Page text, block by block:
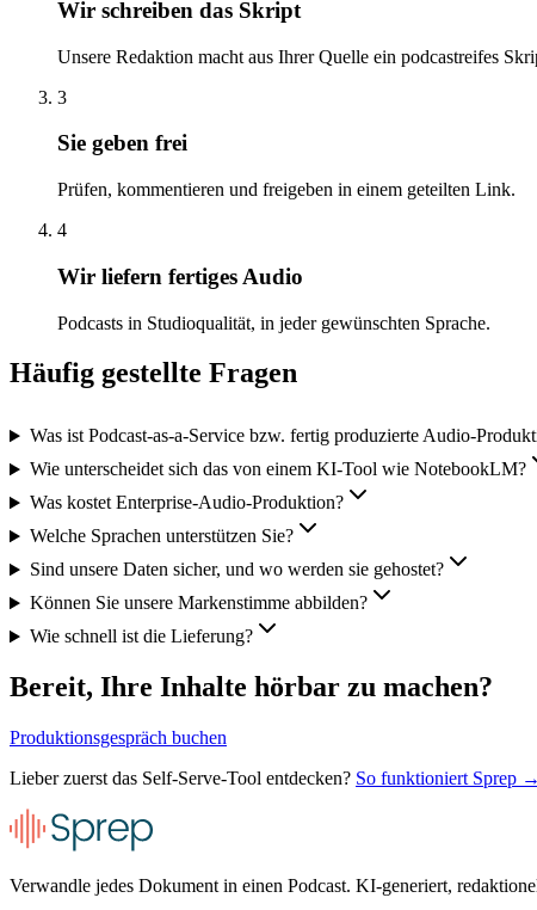
Wir schreiben das Skript
Unsere Redaktion macht aus Ihrer Quelle ein podcastreifes
3
Sie geben frei
Prüfen, kommentieren und freigeben in einem geteilten Link.
4
Wir liefern fertiges Audio
Podcasts in Studioqualität, in jeder gewünschten Sprache.
Häufig gestellte Fragen
Was ist Podcast-as-a-Service bzw. fertig produzierte Audio-
Wie unterscheidet sich das von einem KI-Tool wie NotebookLM?
Was kostet Enterprise-Audio-Produktion?
Welche Sprachen unterstützen Sie?
Sind unsere Daten sicher, und wo werden sie gehostet?
Können Sie unsere Markenstimme abbilden?
Wie schnell ist die Lieferung?
Bereit, Ihre Inhalte hörbar zu machen?
Produktionsgespräch buchen
Lieber zuerst das Self-Serve-Tool entdecken? So funktioniert Sprep →
Verwandle jedes Dokument in einen Podcast. KI-generiert,